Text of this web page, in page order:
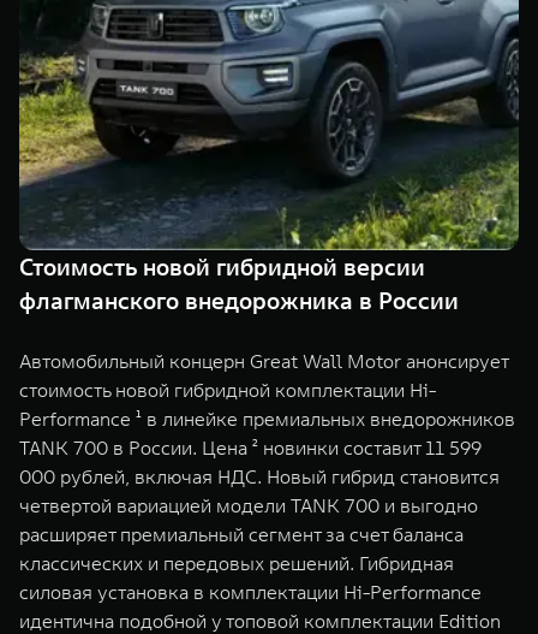
TANK 500
Веди за собой
от 6 499 000 ₽
TANK 700
от 10 199
WEY 07
Расширяя границы комфорта
от 6 149 000 ₽
WEY 05
Эстетика
от 5 699
ПОКУПКА АВТОМОБИЛЯ
TANK Финансы
Корпоративным клиентам
TANK ФИНАНСЫ
TANK Кредит
TANK Лизинг
TANK Страхование
Сервис
Специальные предложения
Моторные масла
ЦИФРОВЫЕ СЕРВИСЫ TANK
Цифровые сервисы TANK
Подписки
Стоимость новой гибридной версии
флагманского внедорожника в России
Автомобильный концерн Great Wall Motor анонсирует
стоимость новой гибридной комплектации Hi-
Performance ¹ в линейке премиальных внедорожников
TANK 700 в России. Цена ² новинки составит 11 599
000 рублей, включая НДС. Новый гибрид становится
четвертой вариацией модели TANK 700 и выгодно
расширяет премиальный сегмент за счет баланса
классических и передовых решений. Гибридная
силовая установка в комплектации Hi-Performance
идентична подобной у топовой комплектации Edition